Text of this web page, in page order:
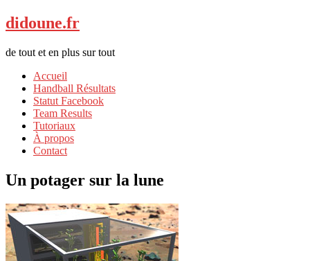
didoune.fr
de tout et en plus sur tout
Accueil
Handball Résultats
Statut Facebook
Team Results
Tutoriaux
À propos
Contact
Un potager sur la lune